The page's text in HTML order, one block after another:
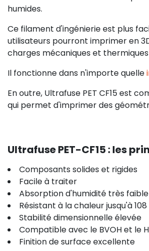
humides.
Ce filament d'ingénierie est plus
utilisateurs pourront imprimer en
charges mécaniques et
Il fonctionne dans n'importe quelle
En outre, Ultrafuse PET CF15est
qui permet d'imprimer des
Ultrafuse PET-CF15 : les
Composants solides et rigides
Facile à traiter
Absorption d'humidité très faible
Résistant à la chaleur jusqu'à 108
Stabilité dimensionnelle élevée
Compatible avec le BVOH et le
Finition de surface excellente